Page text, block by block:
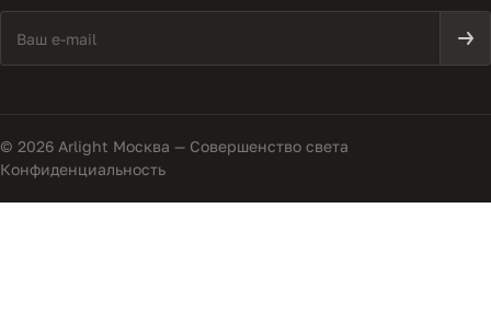
© 2026 Arlight Москва — Совершенство света
Конфиденциальность